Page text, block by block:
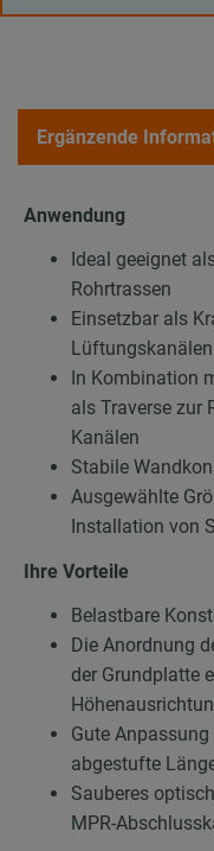
Ergänzende
Anwendung
Ideal geeignet
Rohrtrassen
Einsetzbar als
In Kombination
als Traverse zur
Kanälen
Stabile
Ausgewählte
Installation von
Ihre Vorteile
Belastbare
Die Anordnung
der Grundplatte
Gute
abgestufte
Sauberes
MPR-